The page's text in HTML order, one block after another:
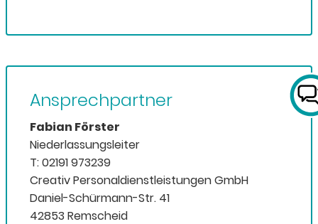
Ansprechpartner
Fabian Förster
Niederlassungsleiter
T: 02191 973239
Creativ Personaldienstleistungen GmbH
Daniel-Schürmann-Str. 41
42853 Remscheid